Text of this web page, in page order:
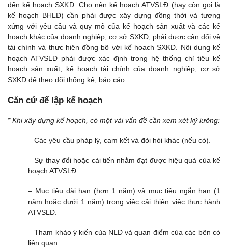
đến kế hoạch SXKD. Cho nên kế hoạch ATVSLĐ (hay còn gọi là
kế hoạch BHLĐ) cần phải được xây dựng đồng thời và tương
xứng với yêu cầu và quy mô của kế hoạch sản xuất và các kế
hoạch khác của doanh nghiệp, cơ sở SXKD, phải được cân đối về
tài chính và thực hiện đồng bộ với kế hoạch SXKD. Nội dung kế
hoạch ATVSLĐ phải được xác định trong hệ thống chỉ tiêu kế
hoạch sản xuất, kế hoạch tài chính của doanh nghiệp, cơ sở
SXKD để theo dõi thống kê, báo cáo.
Căn cứ để lập kế hoạch
* Khi xây dựng kế hoạch, có một vài vấn đề cần xem xét kỹ lưỡng:
– Các yêu cầu pháp lý, cam kết và đòi hỏi khác (nếu có).
– Sự thay đổi hoặc cải tiến nhằm đạt được hiệu quả của kế
hoạch ATVSLĐ.
– Mục tiêu dài hạn (hơn 1 năm) và mục tiêu ngắn hạn (1
năm hoặc dưới 1 năm) trong việc cải thiện việc thực hành
ATVSLĐ.
– Tham khảo ý kiến của NLĐ và quan điểm của các bên có
liên quan.